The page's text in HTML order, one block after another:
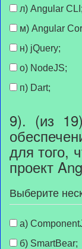
л) Angular CLI;
м) Angular
н) jQuery;
о) NodeJS;
п) Dart;
9). (из
для того,
проект
Выберите
а)
б) SmartBear;